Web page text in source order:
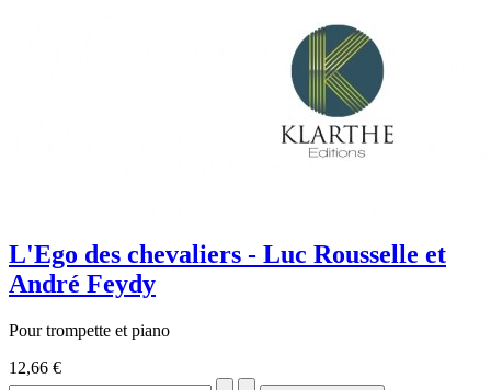
L'Ego des chevaliers - Luc Rousselle et
André Feydy
Pour trompette et piano
12,66 €